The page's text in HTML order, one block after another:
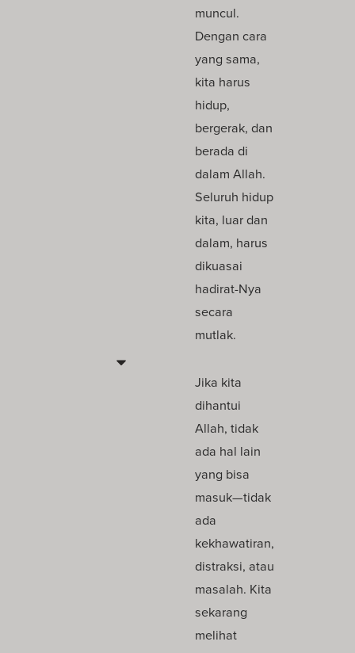
muncul.
Dengan cara
yang sama,
kita harus
hidup,
bergerak, dan
berada di
dalam Allah.
Seluruh hidup
kita, luar dan
dalam, harus
dikuasai
hadirat-Nya
secara
mutlak.
Jika kita
dihantui
Allah, tidak
ada hal lain
yang bisa
masuk—tidak
ada
kekhawatiran,
distraksi, atau
masalah. Kita
sekarang
melihat